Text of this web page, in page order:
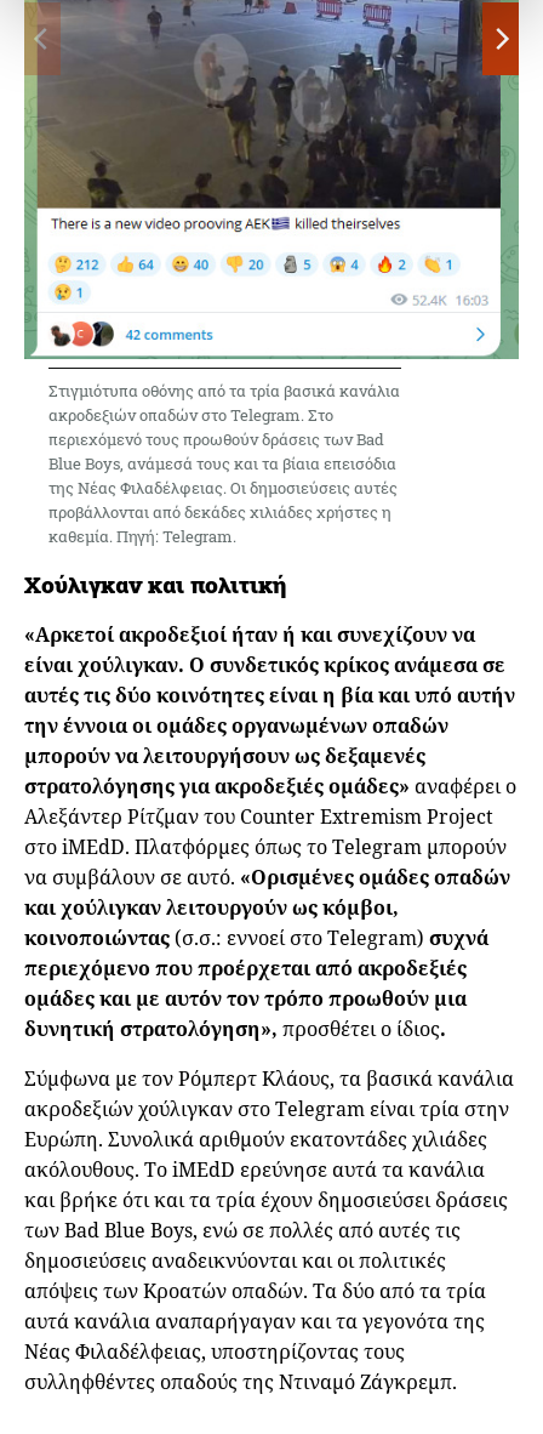
Στιγμιότυπα οθόνης από τα τρία βασικά κανάλια
ακροδεξιών οπαδών στο Telegram. Στο
περιεχόμενό τους προωθούν δράσεις των Bad
Blue Boys, ανάμεσά τους και τα βίαια επεισόδια
της Νέας Φιλαδέλφειας. Οι δημοσιεύσεις αυτές
προβάλλονται από δεκάδες χιλιάδες χρήστες η
καθεμία. Πηγή: Telegram.
Χούλιγκαν και πολιτική
«Αρκετοί ακροδεξιοί ήταν ή και συνεχίζουν να
είναι χούλιγκαν. Ο συνδετικός κρίκος ανάμεσα σε
αυτές τις δύο κοινότητες είναι η βία και υπό αυτήν
την έννοια οι ομάδες οργανωμένων οπαδών
μπορούν να λειτουργήσουν ως δεξαμενές
στρατολόγησης για ακροδεξιές ομάδες» αναφέρει ο
Αλεξάντερ Ρίτζμαν του Counter Extremism Project
στο iMEdD. Πλατφόρμες όπως το Telegram μπορούν
να συμβάλουν σε αυτό. «Ορισμένες ομάδες οπαδών
και χούλιγκαν λειτουργούν ως κόμβοι,
κοινοποιώντας (σ.σ.: εννοεί στο Telegram) συχνά
περιεχόμενο που προέρχεται από ακροδεξιές
ομάδες και με αυτόν τον τρόπο προωθούν μια
δυνητική στρατολόγηση», προσθέτει ο ίδιος.
Σύμφωνα με τον Ρόμπερτ Κλάους, τα βασικά κανάλια
ακροδεξιών χούλιγκαν στο Telegram είναι τρία στην
Ευρώπη. Συνολικά αριθμούν εκατοντάδες χιλιάδες
ακόλουθους. Το iMEdD ερεύνησε αυτά τα κανάλια
και βρήκε ότι και τα τρία έχουν δημοσιεύσει δράσεις
των Bad Blue Boys, ενώ σε πολλές από αυτές τις
δημοσιεύσεις αναδεικνύονται και οι πολιτικές
απόψεις των Κροατών οπαδών. Τα δύο από τα τρία
αυτά κανάλια αναπαρήγαγαν και τα γεγονότα της
Νέας Φιλαδέλφειας, υποστηρίζοντας τους
συλληφθέντες οπαδούς της Ντιναμό Ζάγκρεμπ.